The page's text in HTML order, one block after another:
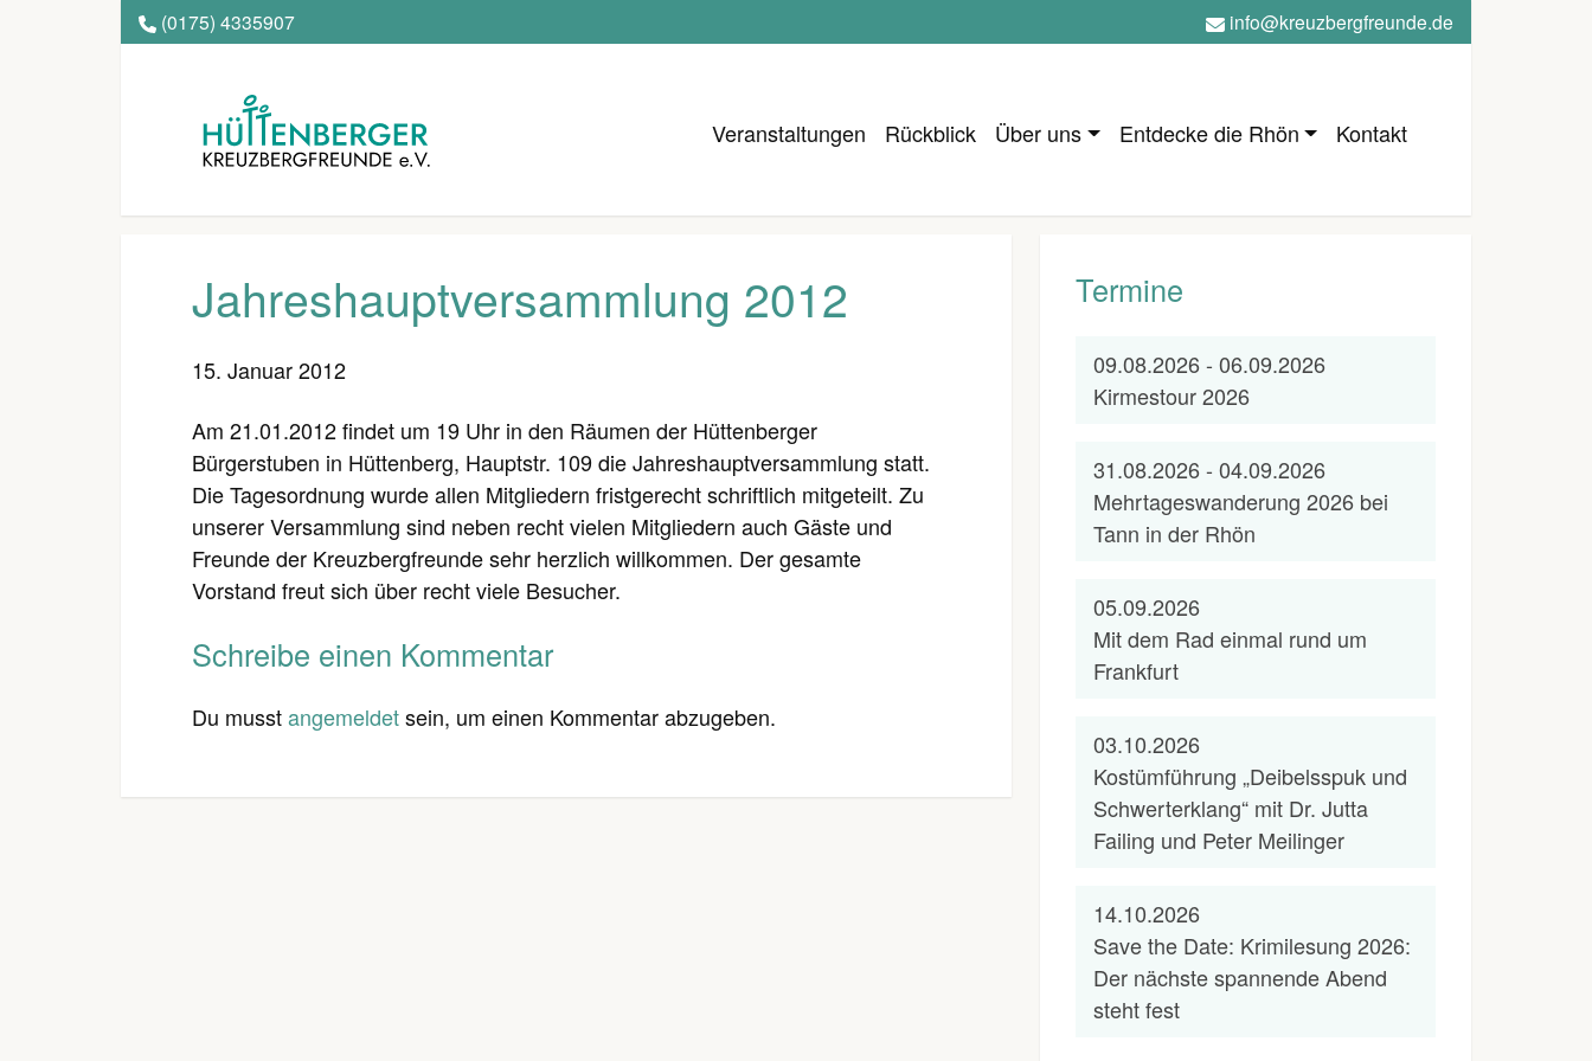
(0175) 4335907 info@kreuzbergfreunde.de
Veranstaltungen Rückblick Über uns Entdecke die Rhön Kontakt
Jahreshauptversammlung 2012
15. Januar 2012
Am 21.01.2012 findet um 19 Uhr in den Räumen der Hüttenberger
Bürgerstuben in Hüttenberg, Hauptstr. 109 die Jahreshauptversammlung statt.
Die Tagesordnung wurde allen Mitgliedern fristgerecht schriftlich mitgeteilt. Zu
unserer Versammlung sind neben recht vielen Mitgliedern auch Gäste und
Freunde der Kreuzbergfreunde sehr herzlich willkommen. Der gesamte
Vorstand freut sich über recht viele Besucher.
Schreibe einen Kommentar
Du musstangemeldetsein, um einen Kommentar abzugeben.
Termine
09.08.2026 - 06.09.2026
Kirmestour 2026
31.08.2026 - 04.09.2026
Mehrtageswanderung 2026 bei
Tann in der Rhön
05.09.2026
Mit dem Rad einmal rund um
Frankfurt
03.10.2026
Kostümführung „Deibelsspuk und
Schwerterklang“ mit Dr. Jutta
Failing und Peter Meilinger
14.10.2026
Save the Date: Krimilesung 2026:
Der nächste spannende Abend
steht fest